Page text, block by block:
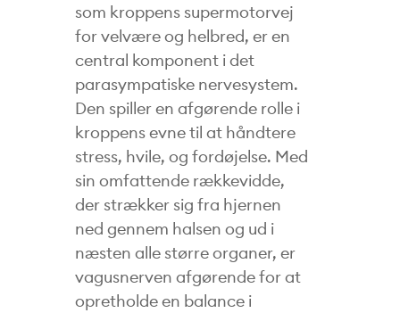
som kroppens supermotorvej
for velvære og helbred, er en
central komponent i det
parasympatiske nervesystem.
Den spiller en afgørende rolle i
kroppens evne til at håndtere
stress, hvile, og fordøjelse. Med
sin omfattende rækkevidde,
der strækker sig fra hjernen
ned gennem halsen og ud i
næsten alle større organer, er
vagusnerven afgørende for at
opretholde en balance i